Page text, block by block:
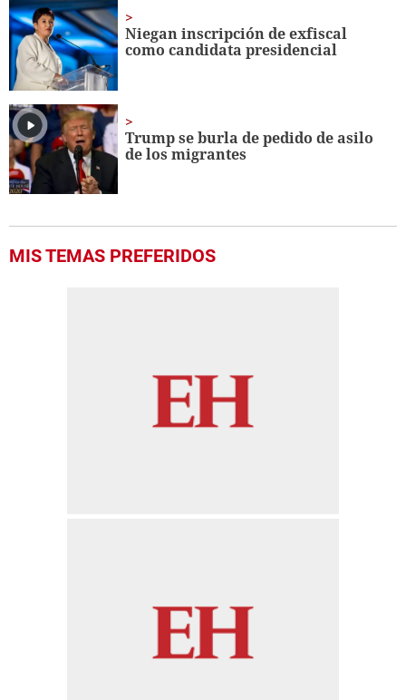
minute,
56
seconds
Niegan inscripción de exfiscal
como candidata presidencial
Trump se burla de pedido de asilo
de los migrantes
MIS TEMAS PREFERIDOS